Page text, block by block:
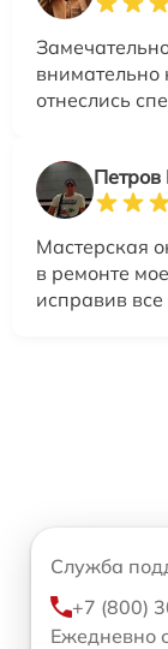
внимательно
отнеслись
Петров
Мастерская
в ремонте
исправив
Служба
+7 (800)
Ежедневно